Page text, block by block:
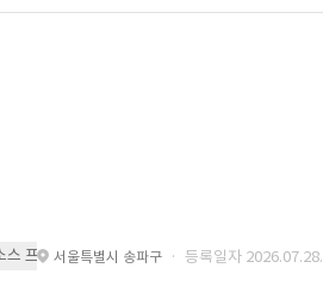
프레임워크를 기반으로 시스템을 구축
서울특별시 송파구 · 등록일자 2026.07.28.